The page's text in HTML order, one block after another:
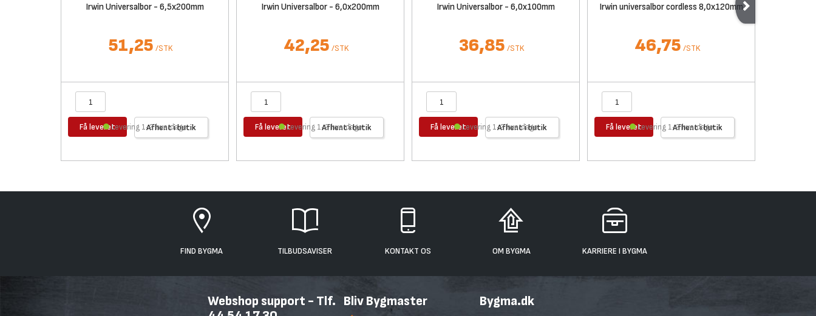
Irwin Universalbor - 6,5x200mm
51,25 /STK
Få leveret Afhent i butik
Levering 1-2 hverdage
Irwin Universalbor - 6,0x200mm
42,25 /STK
Få leveret Afhent i butik
Levering 1-2 hverdage
Irwin Universalbor - 6,0x100mm
36,85 /STK
Få leveret Afhent i butik
Levering 1-2 hverdage
Irwin universalbor cordless 8,0x120mm
46,75 /STK
Få leveret Afhent i butik
Levering 1-2 hverdage
FIND BYGMA TILBUDSAVISER KONTAKT OS OM BYGMA KARRIERE I BYGMA
Webshop support - Tlf. Bliv Bygmaster Bygma.dk